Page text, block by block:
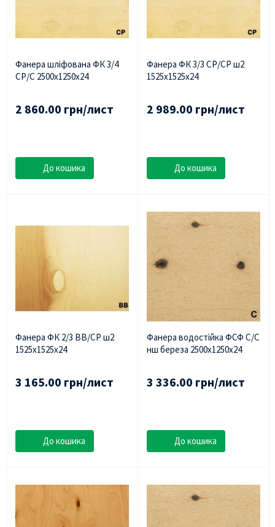
Фанера шліфована ФК 3/4
СР/С 2500х1250х24
2 860.00 грн/лист
До кошика
Фанера ФК 3/3 СР/СР ш2
1525х1525х24
2 989.00 грн/лист
До кошика
Фанера ФК 2/3 ВВ/СР ш2
1525х1525х24
3 165.00 грн/лист
До кошика
Фанера водостійка ФСФ С/С
нш береза 2500х1250х24
3 336.00 грн/лист
До кошика